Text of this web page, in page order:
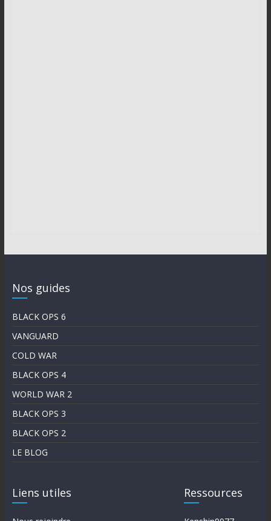
Nos guides
BLACK OPS 6
VANGUARD
COLD WAR
BLACK OPS 4
WORLD WAR 2
BLACK OPS 3
BLACK OPS 2
LE BLOG
Liens utiles Ressources